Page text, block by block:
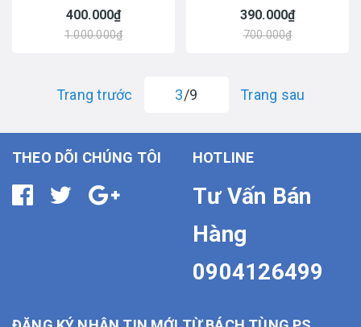
400.000₫
1.000.000₫
390.000₫
700.000₫
Trang trước 3/9 Trang sau
THEO DÕI CHÚNG TÔI HOTLINE
Tư Vấn Bán
Hàng
0904126499